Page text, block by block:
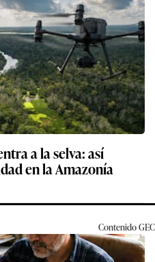
a la selva: así
en la Amazonía
ContenidoGEC